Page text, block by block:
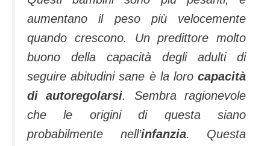
aumentano il peso più velocemente
quando crescono. Un predittore molto
buono della capacità degli adulti di
seguire abitudini sane è la loro capacità
di autoregolarsi. Sembra ragionevole
che le origini di questa siano
probabilmente nell’infanzia. Questa